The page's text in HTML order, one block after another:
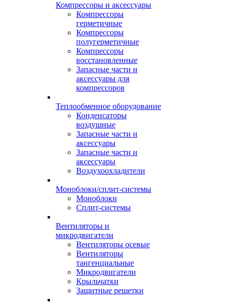
Компрессоры и аксессуары
Компрессоры
герметичные
Компрессоры
полугерметичные
Компрессоры
восстановленные
Запасные части и
аксессуары для
компрессоров
Теплообменное оборудование
Конденсаторы
воздушные
Запасные части и
аксессуары
Запасные части и
аксессуары
Воздухоохладители
Моноблоки/сплит-системы
Моноблоки
Сплит-системы
Вентиляторы и
микродвигатели
Вентиляторы осевые
Вентиляторы
тангенциальные
Микродвигатели
Крыльчатки
Защитные решетки